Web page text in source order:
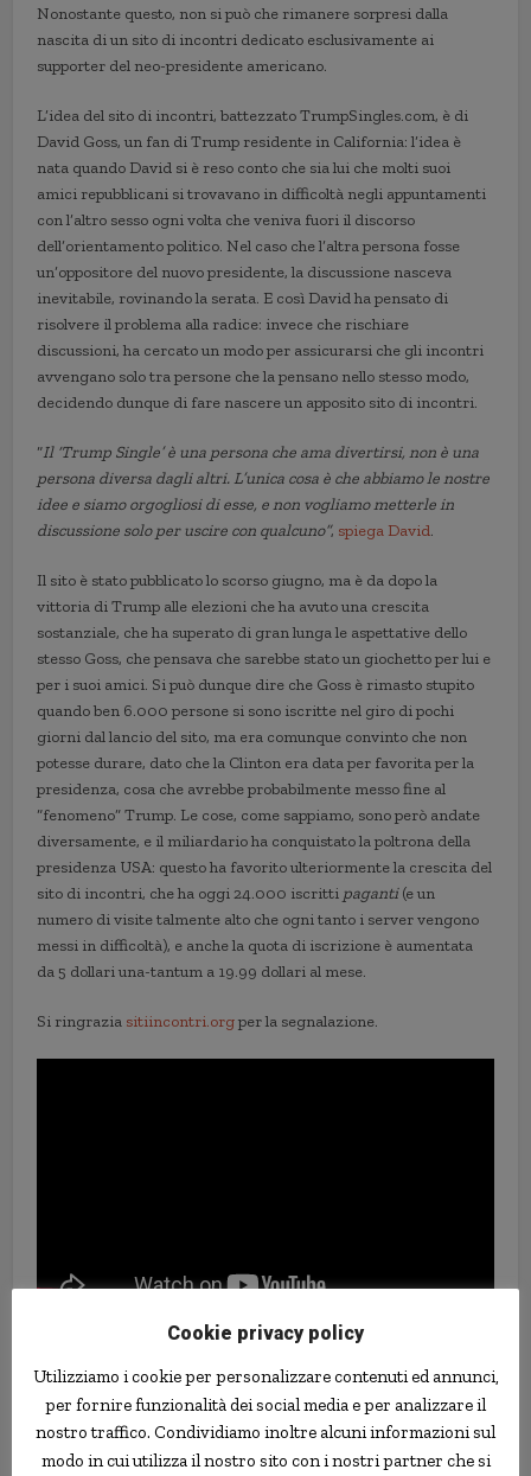
Nonostante questo, non si può che rimanere sorpresi dalla
nascita di un sito di incontri dedicato esclusivamente ai
supporter del neo-presidente americano.
L’idea del sito di incontri, battezzato TrumpSingles.com, è di
David Goss, un fan di Trump residente in California: l’idea è
nata quando David si è reso conto che sia lui che molti suoi
amici repubblicani si trovavano in difficoltà negli appuntamenti
con l’altro sesso ogni volta che veniva fuori il discorso
dell’orientamento politico. Nel caso che l’altra persona fosse
un’oppositore del nuovo presidente, la discussione nasceva
inevitabile, rovinando la serata. E così David ha pensato di
risolvere il problema alla radice: invece che rischiare
discussioni, ha cercato un modo per assicurarsi che gli incontri
avvengano solo tra persone che la pensano nello stesso modo,
decidendo dunque di fare nascere un apposito sito di incontri.
“Il ‘Trump Single’ è una persona che ama divertirsi, non è una
persona diversa dagli altri. L’unica cosa è che abbiamo le nostre
idee e siamo orgogliosi di esse, e non vogliamo metterle in
discussione solo per uscire con qualcuno”, spiega David.
Il sito è stato pubblicato lo scorso giugno, ma è da dopo la
vittoria di Trump alle elezioni che ha avuto una crescita
sostanziale, che ha superato di gran lunga le aspettative dello
stesso Goss, che pensava che sarebbe stato un giochetto per lui e
per i suoi amici. Si può dunque dire che Goss è rimasto stupito
quando ben 6.000 persone si sono iscritte nel giro di pochi
giorni dal lancio del sito, ma era comunque convinto che non
potesse durare, dato che la Clinton era data per favorita per la
presidenza, cosa che avrebbe probabilmente messo fine al
“fenomeno” Trump. Le cose, come sappiamo, sono però andate
diversamente, e il miliardario ha conquistato la poltrona della
presidenza USA: questo ha favorito ulteriormente la crescita del
sito di incontri, che ha oggi 24.000 iscritti paganti(e un
numero di visite talmente alto che ogni tanto i server vengono
messi in difficoltà), e anche la quota di iscrizione è aumentata
da 5 dollari una-tantum a 19.99 dollari al mese.
Si ringrazia sitiincontri.orgper la segnalazione.
Cookie privacy policy
Utilizziamo i cookie per personalizzare contenuti ed annunci,
per fornire funzionalità dei social media e per analizzare il
nostro traffico. Condividiamo inoltre alcuni informazioni sul
modo in cui utilizza il nostro sito con i nostri partner che si